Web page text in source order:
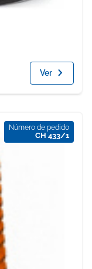
Ver
Número de pedido
CH 433/1